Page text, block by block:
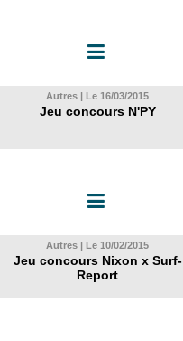
Autres | Le 16/03/2015
Jeu concours N'PY
Autres | Le 10/02/2015
Jeu concours Nixon x Surf-
Report